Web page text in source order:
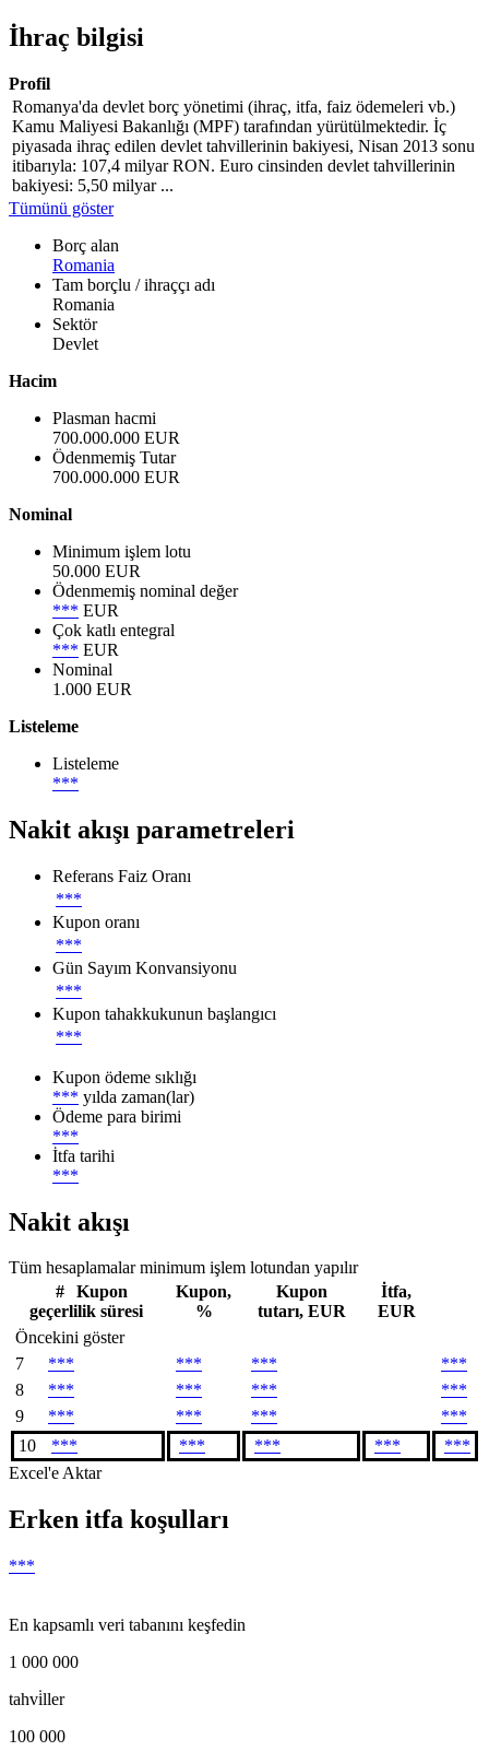
İhraç bilgisi
Profil
Romanya'da devlet borç yönetimi (ihraç, itfa, faiz ödemeleri vb.)
Kamu Maliyesi Bakanlığı (MPF) tarafından yürütülmektedir. İç
piyasada ihraç edilen devlet tahvillerinin bakiyesi, Nisan 2013 sonu
itibarıyla: 107,4 milyar RON. Euro cinsinden devlet tahvillerinin
bakiyesi: 5,50 milyar ...
Tümünü göster
Borç alan
Romania
Tam borçlu / ihraççı adı
Romania
Sektör
Devlet
Hacim
Plasman hacmi
700.000.000 EUR
Ödenmemiş Tutar
700.000.000 EUR
Nominal
Minimum işlem lotu
50.000 EUR
Ödenmemiş nominal değer
*** EUR
Çok katlı entegral
*** EUR
Nominal
1.000 EUR
Listeleme
Listeleme
***
Nakit akışı parametreleri
Referans Faiz Oranı
***
Kupon oranı
***
Gün Sayım Konvansiyonu
***
Kupon tahakkukunun başlangıcı
***
Kupon ödeme sıklığı
*** yılda zaman(lar)
Ödeme para birimi
***
İtfa tarihi
***
Nakit akışı
Tüm hesaplamalar minimum işlem lotundan yapılır
#
Kupon
geçerlilik süresi
Kupon,
%
Kupon
tutarı, EUR
İtfa,
EUR
Öncekini göster
7
*** *** ***
***
8
*** *** ***
***
9
*** *** ***
***
10
*** *** *** ***
***
Excel'e Aktar
Erken itfa koşulları
***
En kapsamlı veri tabanını keşfedin
1 000 000
tahvi̇ller
100 000